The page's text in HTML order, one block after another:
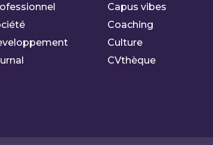
Capus vibes
Coaching
Culture
CVthèque